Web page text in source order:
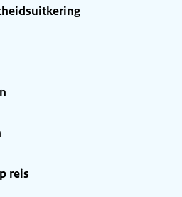
reis